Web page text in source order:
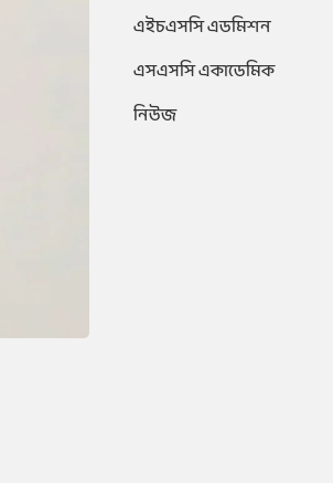
এইচএসসি এডমিশন
এসএসসি একাডেমিক
নিউজ